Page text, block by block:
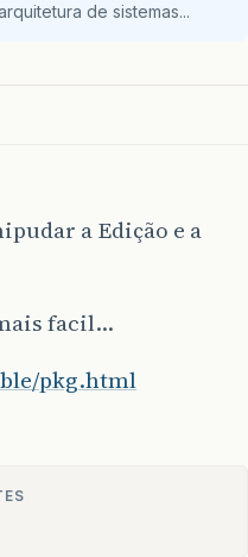
de sistemas...
a Edição e a
facil…
pkg.html